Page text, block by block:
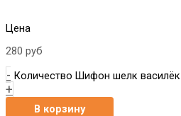
Цена
280 руб
- Количество Шифон шелк василёк
+
В корзину